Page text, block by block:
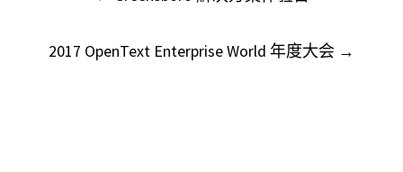
2017 OpenText Enterprise World 年度大会 →